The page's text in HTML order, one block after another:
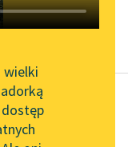
utworu
Lektur
wielki